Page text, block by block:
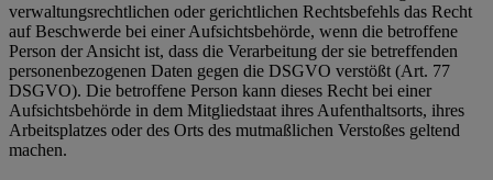
verwaltungsrechtlichen oder gerichtlichen Rechtsbefehls das Recht
auf Beschwerde bei einer Aufsichtsbehörde, wenn die betroffene
Person der Ansicht ist, dass die Verarbeitung der sie betreffenden
personenbezogenen Daten gegen die DSGVO verstößt (Art. 77
DSGVO). Die betroffene Person kann dieses Recht bei einer
Aufsichtsbehörde in dem Mitgliedstaat ihres Aufenthaltsorts, ihres
Arbeitsplatzes oder des Orts des mutmaßlichen Verstoßes geltend
machen.